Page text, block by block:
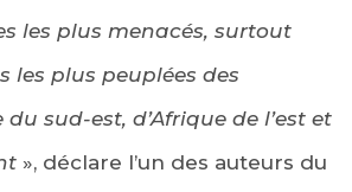
les plus menacés, surtout
les plus peuplées des
du sud-est, d’Afrique de l’est et
», déclare l’un des auteurs du